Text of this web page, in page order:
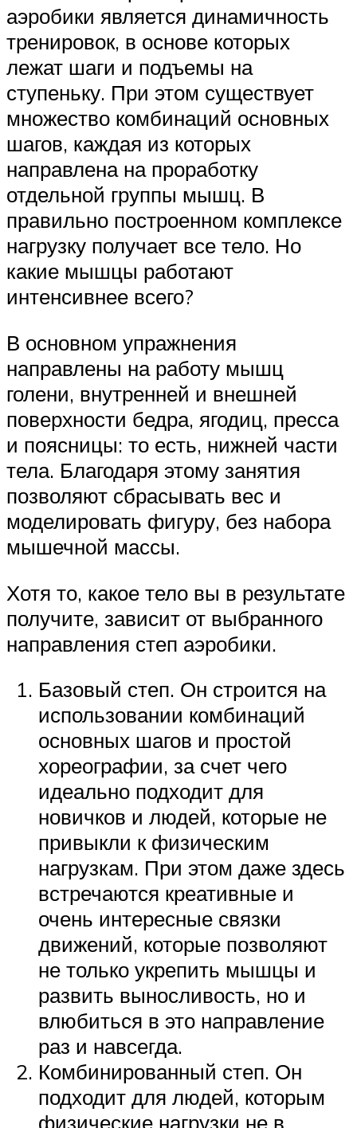
аэробики является динамичность
тренировок, в основе которых
лежат шаги и подъемы на
ступеньку. При этом существует
множество комбинаций основных
шагов, каждая из которых
направлена на проработку
отдельной группы мышц. В
правильно построенном комплексе
нагрузку получает все тело. Но
какие мышцы работают
интенсивнее всего?
В основном упражнения
направлены на работу мышц
голени, внутренней и внешней
поверхности бедра, ягодиц, пресса
и поясницы: то есть, нижней части
тела. Благодаря этому занятия
позволяют сбрасывать вес и
моделировать фигуру, без набора
мышечной массы.
Хотя то, какое тело вы в результате
получите, зависит от выбранного
направления степ аэробики.
Базовый степ. Он строится на
использовании комбинаций
основных шагов и простой
хореографии, за счет чего
идеально подходит для
новичков и людей, которые не
привыкли к физическим
нагрузкам. При этом даже здесь
встречаются креативные и
очень интересные связки
движений, которые позволяют
не только укрепить мышцы и
развить выносливость, но и
влюбиться в это направление
раз и навсегда.
Комбинированный степ. Он
подходит для людей, которым
физические нагрузки не в